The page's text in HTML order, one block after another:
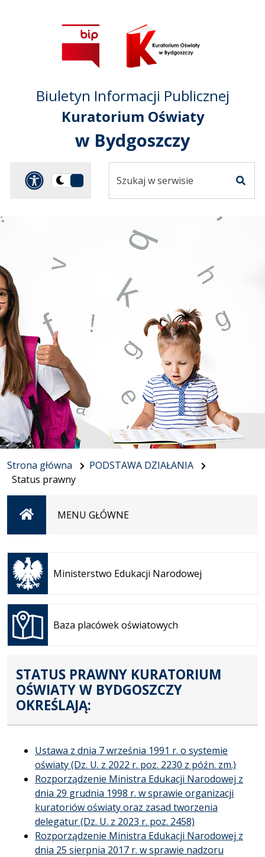
Przejdź do
głównego menu
Przejdź do treści
Przejdź do mapy
serwisu
Biuletyn Informacji Publicznej
Kuratorium Oświaty
w Bydgoszczy
Panel dostosowania
Przełącz
serwisie
Strona główna
PODSTAWA DZIAŁANIA
Status prawny
StronaMENU GŁÓWNE
Ministerstwo Edukacji Narodowej
Otwiera
się w
nowej
karcie
Baza placówek oświatowych
Otwiera
się w
nowej
karcie
STATUS PRAWNY KURATORIUM
OŚWIATY W BYDGOSZCZY
OKREŚLAJĄ:
Ustawa z dnia 7 września 1991 r. o systemie
oświaty (Dz. U. z 2022 r. poz. 2230 z późn. zm.)
Rozporządzenie Ministra Edukacji Narodowej z
dnia 29 grudnia 1998 r. w sprawie organizacji
kuratoriów oświaty oraz zasad tworzenia
delegatur (Dz. U. z 2023 r. poz. 2458)
Rozporządzenie Ministra Edukacji Narodowej z
dnia 25 sierpnia 2017 r. w sprawie nadzoru